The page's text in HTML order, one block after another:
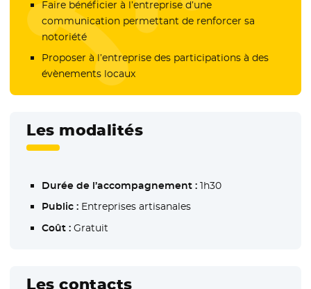
Faire bénéficier à l’entreprise d’une
communication permettant de renforcer sa
notoriété
Proposer à l’entreprise des participations à des
évènements locaux
Les modalités
Durée de l’accompagnement :1h30
Public :Entreprises artisanales
Coût : Gratuit
Les contacts